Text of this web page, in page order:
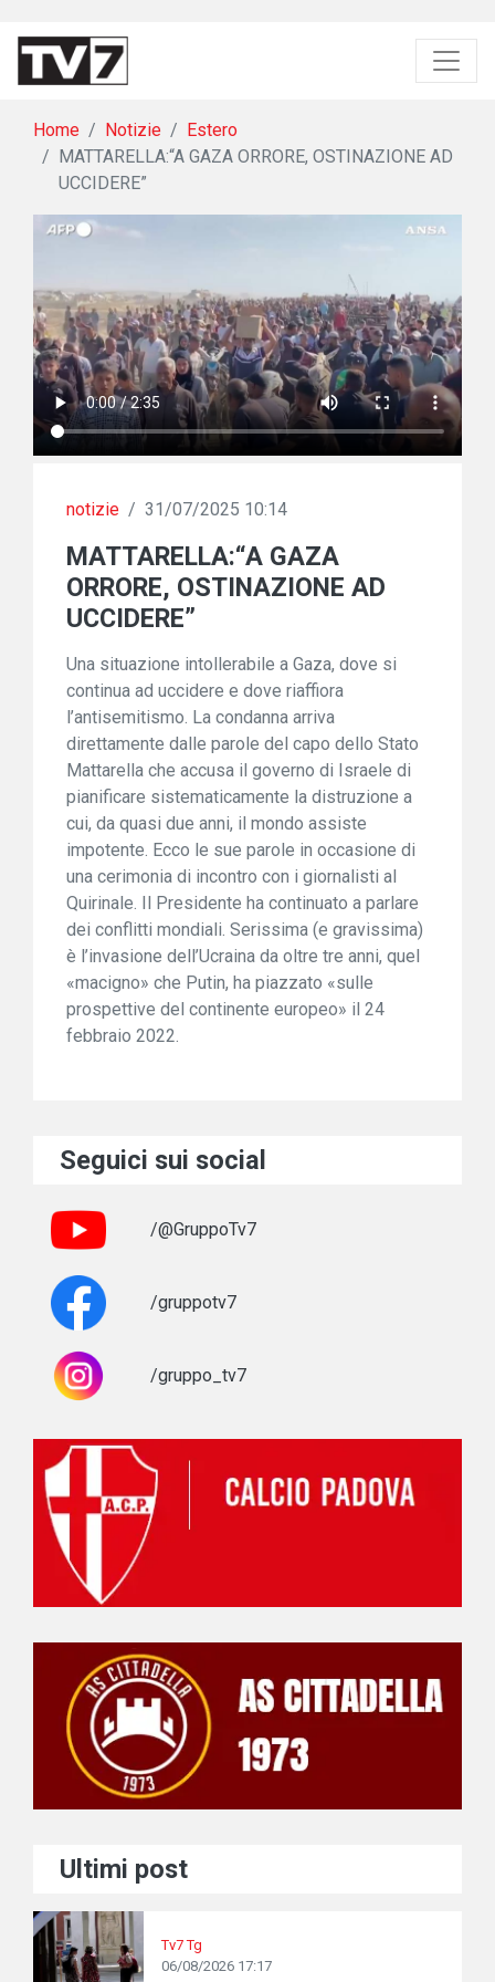
Home Notizie
Estero
MATTARELLA:“A GAZA ORRORE, OSTINAZIONE AD
UCCIDERE”
notizie / 31/07/2025 10:14
MATTARELLA:“A GAZA
ORRORE, OSTINAZIONE AD
UCCIDERE”
Una situazione intollerabile a Gaza, dove si
continua ad uccidere e dove riaffiora
l’antisemitismo. La condanna arriva
direttamente dalle parole del capo dello Stato
Mattarella che accusa il governo di Israele di
pianificare sistematicamente la distruzione a
cui, da quasi due anni, il mondo assiste
impotente. Ecco le sue parole in occasione di
una cerimonia di incontro con i giornalisti al
Quirinale. Il Presidente ha continuato a parlare
dei conflitti mondiali. Serissima (e gravissima)
è l’invasione dell’Ucraina da oltre tre anni, quel
«macigno» che Putin, ha piazzato «sulle
prospettive del continente europeo» il 24
febbraio 2022.
Seguici sui social
/@GruppoTv7
/gruppotv7
/gruppo_tv7
Ultimi post
Tv7 Tg
06/08/2026 17:17